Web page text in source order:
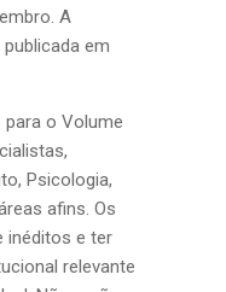
A
em
o Volume
Psicologia,
afins. Os
inéditos e ter
relevante